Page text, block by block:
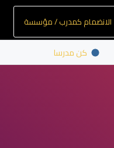
الانضمام كمدرب / مؤسسة
كن مدرسا